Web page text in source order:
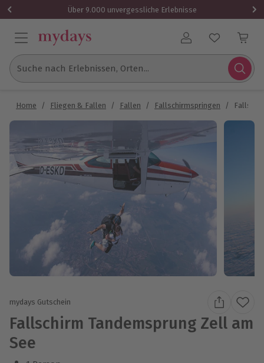
Über 9.000 unvergessliche Erlebnisse
Benutzerkonto
Suche nach Erlebnissen, Orten...
Home / Fliegen & Fallen / Fallen / Fallschirmspringen /
mydays Gutschein
Fallschirm Tandemsprung Zell am
See